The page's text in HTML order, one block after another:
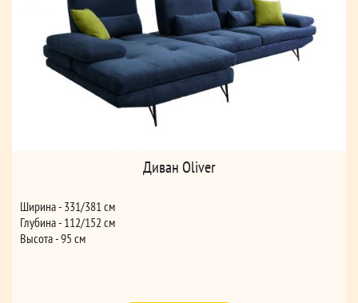
Диван Oliver
Ширина - 331/381 см
Глубина - 112/152 см
Высота - 95 см